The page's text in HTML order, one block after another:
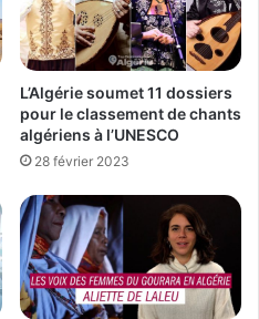
L’Algérie soumet 11 dossiers
pour le classement de chants
algériens à l’UNESCO
28 février 2023